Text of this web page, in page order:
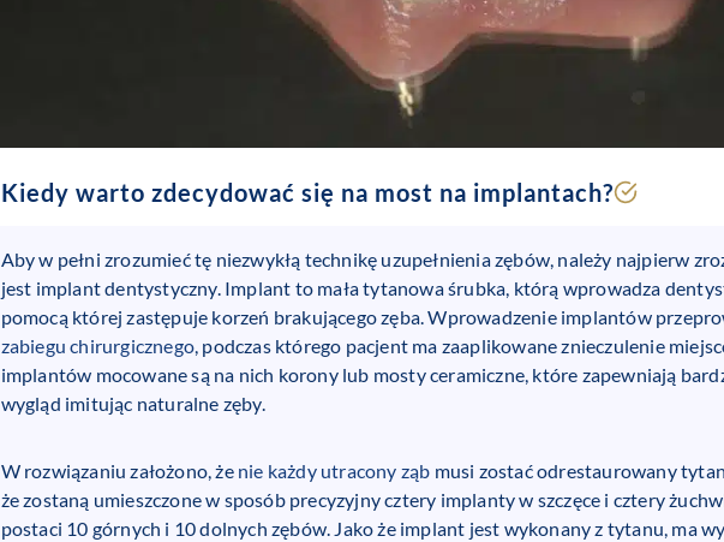
Kiedy warto zdecydować się na most na implantach?
Aby w pełni zrozumieć tę niezwykłą technikę uzupełnienia zębów, należy najpierw
jest implant dentystyczny. Implant to mała tytanowa śrubka, którą wprowadza
pomocą której zastępuje korzeń brakującego zęba. Wprowadzenie implantów
zabiegu chirurgicznego , podczas którego pacjent ma zaaplikowane znieczulenie
implantów mocowane są na nich korony lub mosty ceramiczne, które zapewniają
wygląd imitując naturalne zęby.
W rozwiązaniu założono, że nie każdy utracony ząb musi zostać odrestaurowany
że zostaną umieszczone w sposób precyzyjny cztery implanty w szczęce i cztery
postaci 10 górnych i 10 dolnych zębów. Jako że implant jest wykonany z tytanu, ma